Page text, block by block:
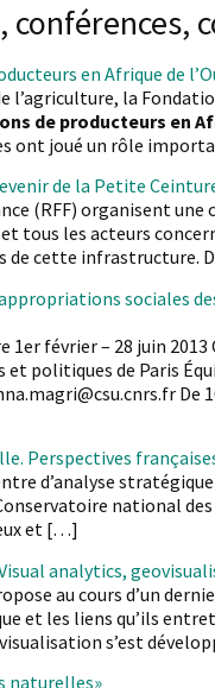
conférences,
en Afrique de
l’agriculture, la
de producteurs en
ont joué un rôle
de la Petite
(RFF) organisent
tous les acteurs
de cette infrastructure.
sociales
février – 28 juin
politiques de Paris
De
Perspectives
d’analyse
national
et […]
analytics,
au cours d’un
et les liens qu’ils
s’est
naturelles»